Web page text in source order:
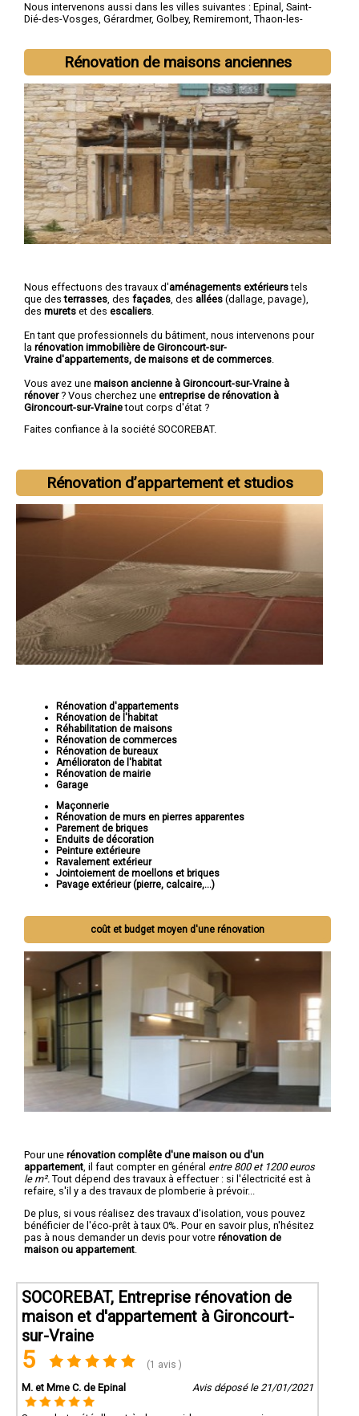
Nous intervenons aussi dans les villes suivantes : Epinal , Saint-
Dié-des-Vosges, Gérardmer, Golbey, Remiremont, Thaon-les-
Rénovation de maisons anciennes
Nous effectuons des travaux d'aménagements extérieurstels
que desterrasses , des façades , des allées (dallage, pavage),
des murets et des escaliers
En tant que professionnels du bâtiment, nous intervenons pour
la rénovation immobilière de Gironcourt-sur-
Vraine d'appartements, de maisons et de commerces
Vous avez une maison ancienne à Gironcourt-sur-Vraine à
rénover? Vous cherchez une entreprise de rénovation à
Gironcourt-sur-Vrainetout corps d'état ?
Faites confiance à la société SOCOREBAT.
Rénovation d’appartement et studios
Rénovation d'appartements
Rénovation de l'habitat
Réhabilitation de maisons
Rénovation de commerces
Rénovation de bureaux
Amélioraton de l'habitat
Rénovation de mairie
Garage
Maçonnerie
Rénovation de murs en pierres apparentes
Parement de briques
Enduits de décoration
Peinture extérieure
Ravalement extérieur
Jointoiement de moellons et briques
Pavage extérieur (pierre, calcaire,...)
coût et budget moyen d'une rénovation
Pour une rénovation complête d'une maison ou d'un
appartement , il faut compter en général entre 800 et 1200 euros
le m². Tout dépend des travaux à effectuer : si l'électricité est à
refaire, s'il y a des travaux de plomberie à prévoir...
De plus, si vous réalisez des travaux d'isolation, vous pouvez
bénéficier de l'éco-prêt à taux 0%. Pour en savoir plus, n'hésitez
pas à nous demander un devis pour votre rénovation de
maison ou appartement
SOCOREBAT, Entreprise rénovation de
maison et d'appartement à Gironcourt-
sur-Vraine
5 (1 avis )
M. et Mme C. de Epinal Avis déposé le 21/01/2021